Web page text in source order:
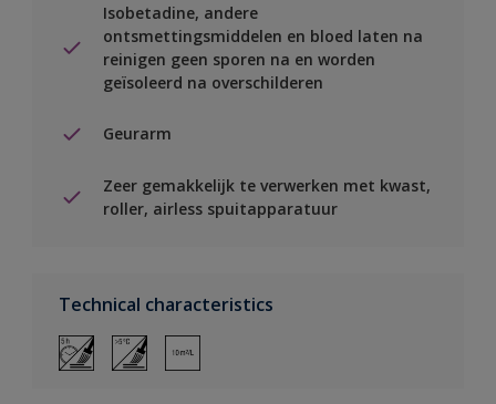
Isobetadine, andere
ontsmettingsmiddelen en bloed laten na
reinigen geen sporen na en worden
geïsoleerd na overschilderen
Geurarm
Zeer gemakkelijk te verwerken met kwast,
roller, airless spuitapparatuur
Technical characteristics